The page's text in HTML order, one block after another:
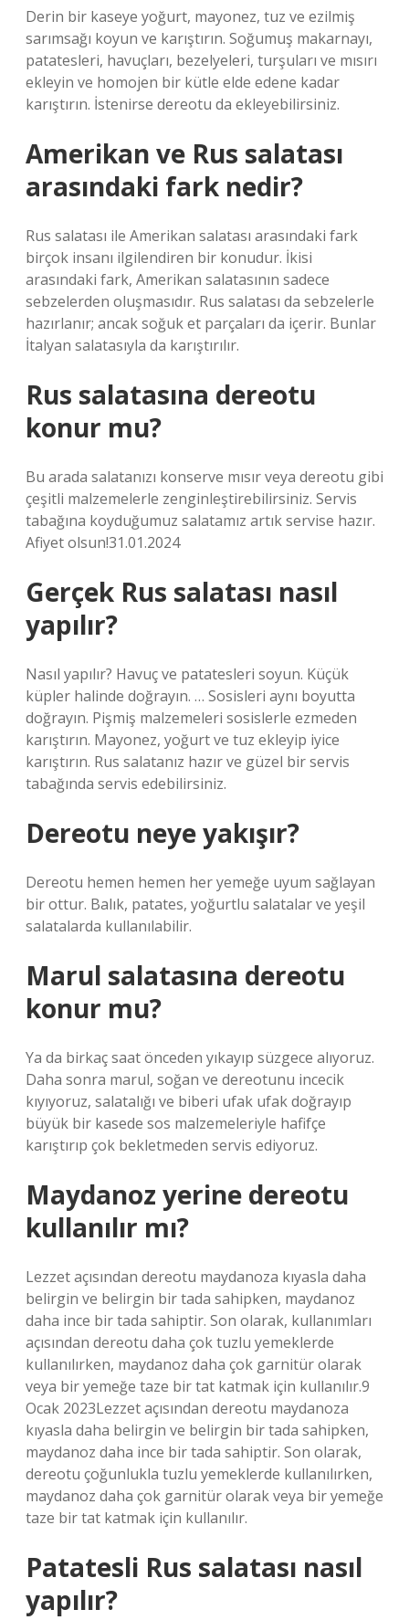
Derin bir kaseye yoğurt, mayonez, tuz ve ezilmiş
sarımsağı koyun ve karıştırın. Soğumuş makarnayı,
patatesleri, havuçları, bezelyeleri, turşuları ve mısırı
ekleyin ve homojen bir kütle elde edene kadar
karıştırın. İstenirse dereotu da ekleyebilirsiniz.
Amerikan ve Rus salatası
arasındaki fark nedir?
Rus salatası ile Amerikan salatası arasındaki fark
birçok insanı ilgilendiren bir konudur. İkisi
arasındaki fark, Amerikan salatasının sadece
sebzelerden oluşmasıdır. Rus salatası da sebzelerle
hazırlanır; ancak soğuk et parçaları da içerir. Bunlar
İtalyan salatasıyla da karıştırılır.
Rus salatasına dereotu
konur mu?
Bu arada salatanızı konserve mısır veya dereotu gibi
çeşitli malzemelerle zenginleştirebilirsiniz. Servis
tabağına koyduğumuz salatamız artık servise hazır.
Afiyet olsun!31.01.2024
Gerçek Rus salatası nasıl
yapılır?
Nasıl yapılır? Havuç ve patatesleri soyun. Küçük
küpler halinde doğrayın. … Sosisleri aynı boyutta
doğrayın. Pişmiş malzemeleri sosislerle ezmeden
karıştırın. Mayonez, yoğurt ve tuz ekleyip iyice
karıştırın. Rus salatanız hazır ve güzel bir servis
tabağında servis edebilirsiniz.
Dereotu neye yakışır?
Dereotu hemen hemen her yemeğe uyum sağlayan
bir ottur. Balık, patates, yoğurtlu salatalar ve yeşil
salatalarda kullanılabilir.
Marul salatasına dereotu
konur mu?
Ya da birkaç saat önceden yıkayıp süzgece alıyoruz.
Daha sonra marul, soğan ve dereotunu incecik
kıyıyoruz, salatalığı ve biberi ufak ufak doğrayıp
büyük bir kasede sos malzemeleriyle hafifçe
karıştırıp çok bekletmeden servis ediyoruz.
Maydanoz yerine dereotu
kullanılır mı?
Lezzet açısından dereotu maydanoza kıyasla daha
belirgin ve belirgin bir tada sahipken, maydanoz
daha ince bir tada sahiptir. Son olarak, kullanımları
açısından dereotu daha çok tuzlu yemeklerde
kullanılırken, maydanoz daha çok garnitür olarak
veya bir yemeğe taze bir tat katmak için kullanılır.9
Ocak 2023Lezzet açısından dereotu maydanoza
kıyasla daha belirgin ve belirgin bir tada sahipken,
maydanoz daha ince bir tada sahiptir. Son olarak,
dereotu çoğunlukla tuzlu yemeklerde kullanılırken,
maydanoz daha çok garnitür olarak veya bir yemeğe
taze bir tat katmak için kullanılır.
Patatesli Rus salatası nasıl
yapılır?